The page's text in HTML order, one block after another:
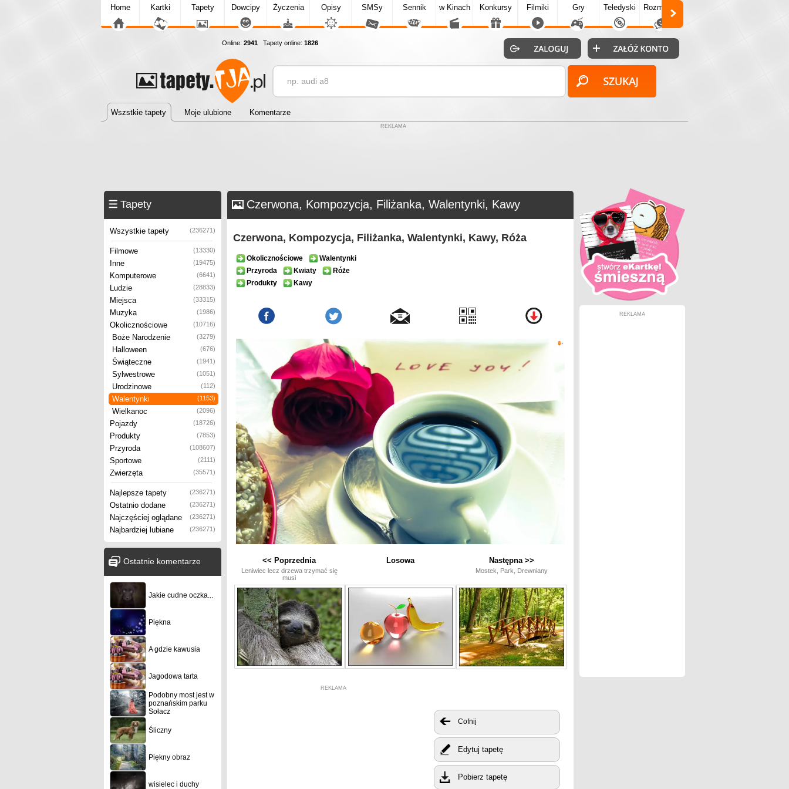
Home Kartki Tapety Dowcipy Życzenia Opisy SMSy Sennik w Kinach Konkursy Filmiki Gry Teledyski Rozmówki
Online: 2941 Tapety online: 1826
Wszstkie tapety Moje ulubione Komentarze
REKLAMA
Tapety
Wszystkie tapety (236271)
Filmowe (13330)
Inne (19475)
Komputerowe (6641)
Ludzie (28833)
Miejsca (33315)
Muzyka (1986)
Okolicznościowe (10716)
Boże Narodzenie (3279)
Halloween (676)
Świąteczne (1941)
Sylwestrowe (1051)
Urodzinowe (112)
Walentynki (1153)
Wielkanoc (2096)
Pojazdy (18726)
Produkty (7853)
Przyroda (108607)
Sportowe (2111)
Zwierzęta (35571)
Najlepsze tapety (236271)
Ostatnio dodane (236271)
Najczęściej oglądane (236271)
Najbardziej lubiane (236271)
Ostatnie komentarze
Jakie cudne oczka...
Piękna
A gdzie kawusia
Jagodowa tarta
Podobny most jest w
poznańskim parku
Sołacz
Śliczny
Piękny obraz
wisielec i duchy
Czerwona, Kompozycja, Filiżanka, Walentynki, Kawy
Czerwona, Kompozycja, Filiżanka, Walentynki, Kawy, Róża
Okolicznościowe
Walentynki
Przyroda
Kwiaty
Róże
Produkty
Kawy
<< Poprzednia
Leniwiec lecz drzewa trzymać się
musi
Losowa Następna >>
Mostek, Park, Drewniany
REKLAMA
Cofnij
Edytuj tapetę
Pobierz tapetę
REKLAMA